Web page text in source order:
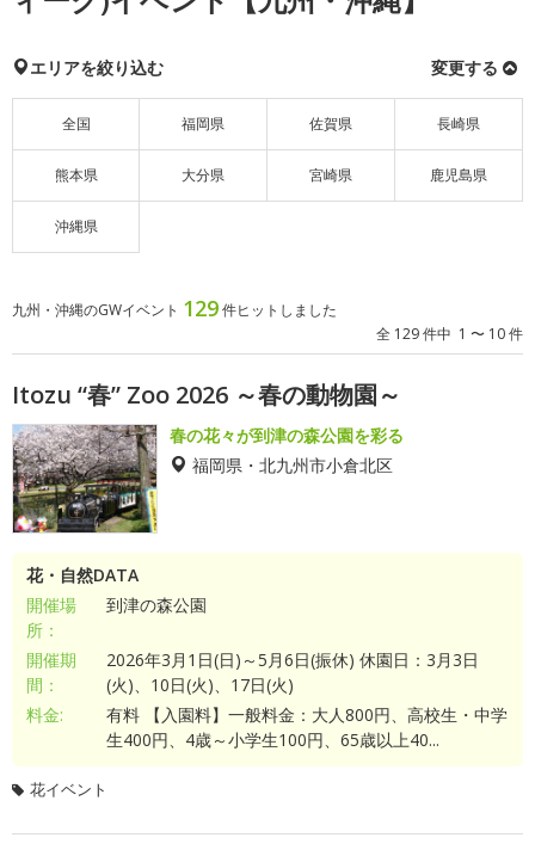
エリアを絞り込む 変更する
全国 福岡県 佐賀県 長崎県
熊本県 大分県 宮崎県 鹿児島県
沖縄県
九州・沖縄のGWイベント 129件ヒットしました
全 129 件中 1 〜 10 件
Itozu “春” Zoo 2026 ～春の動物園～
春の花々が到津の森公園を彩る
福岡県・北九州市小倉北区
花・自然DATA
開催場
所：
到津の森公園
開催期
間：
2026年3月1日(日)～5月6日(振休) 休園日：3月3日
(火)、10日(火)、17日(火)
料金:
有料 【入園料】一般料金：大人800円、高校生・中学
生400円、4歳～小学生100円、65歳以上40...
花イベント